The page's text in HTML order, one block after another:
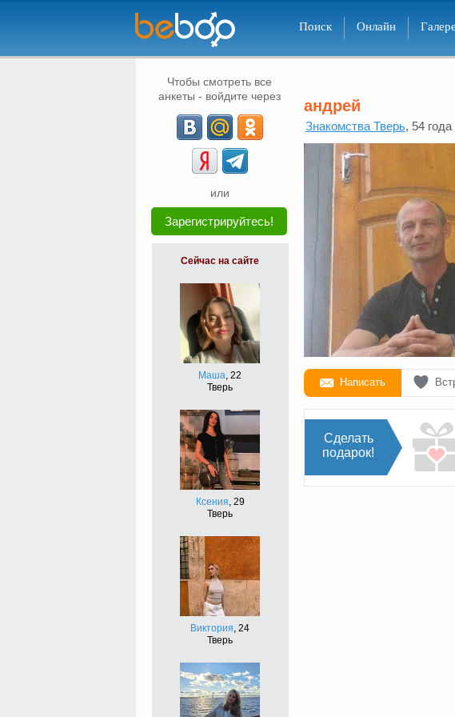
Поиск Онлайн
Чтобы смотреть все
анкеты - войдите через
или
Зарегистрируйтесь!
Сейчас на сайте
Маша, 22
Тверь
Ксения, 29
Тверь
Виктория, 24
Тверь
андрей
Знакомства Тверь, 54 года
Написать
Сделать
подарок!